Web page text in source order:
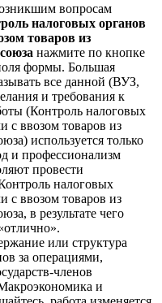
вопросам
налоговых органов
товаров из
нажмите по кнопке
формы. Большая
все данной (ВУЗ,
и требования к
(Контроль налоговых
с ввозом товаров из
используется только
и профессионализм
провести
налоговых
с ввозом товаров из
в результате чего
или структура
за операциями,
членов
и